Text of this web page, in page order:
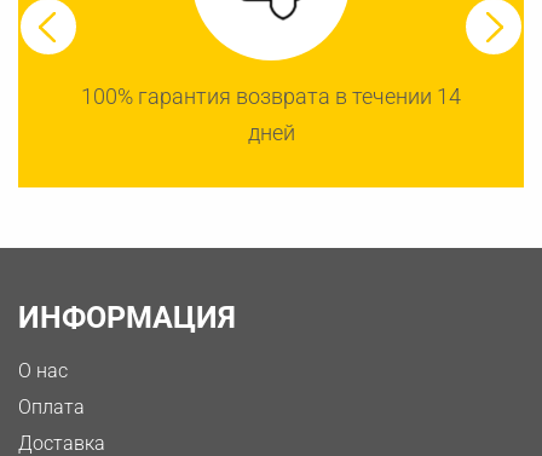
100% гарантия возврата в течении 14
дней
ИНФОРМАЦИЯ
О нас
Оплата
Доставка